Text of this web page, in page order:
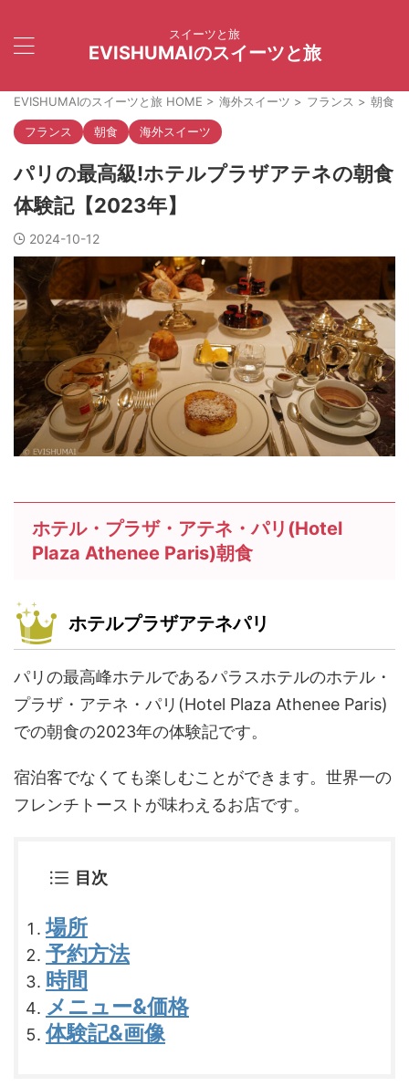
スイーツと旅
EVISHUMAIのスイーツと旅
EVISHUMAIのスイーツと旅 HOME > 海外スイーツ > フランス > 朝食
フランス 朝食 海外スイーツ
パリの最高級!ホテルプラザアテネの朝食
体験記【2023年】
2024-10-12
ホテル・プラザ・アテネ・パリ(Hotel
Plaza Athenee Paris)朝食
ホテルプラザアテネパリ
パリの最高峰ホテルであるパラスホテルのホテル・
プラザ・アテネ・パリ(Hotel Plaza Athenee Paris)
での朝食の2023年の体験記です。
宿泊客でなくても楽しむことができます。世界一の
フレンチトーストが味わえるお店です。
目次
場所
予約方法
時間
メニュー&価格
体験記&画像